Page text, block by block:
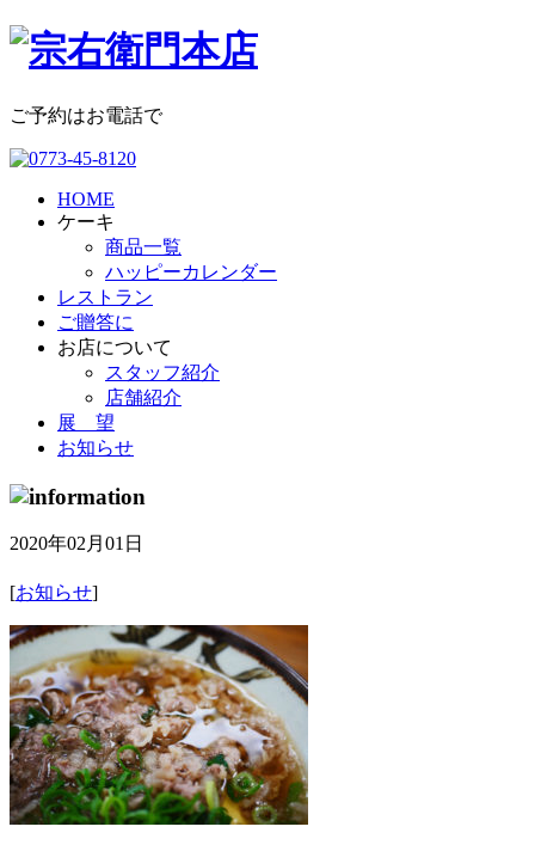
ご予約はお電話で
HOME
ケーキ
商品一覧
ハッピーカレンダー
レストラン
ご贈答に
お店について
スタッフ紹介
店舗紹介
展 望
お知らせ
2020年02月01日
[お知らせ]